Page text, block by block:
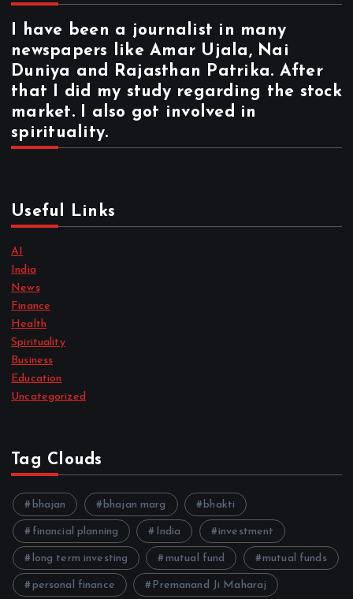
I have been a journalist in many
newspapers like Amar Ujala, Nai
Duniya and Rajasthan Patrika. After
that I did my study regarding the stock
market. I also got involved in
spirituality.
Useful Links
AI
India
News
Finance
Health
Spirituality
Business
Education
Uncategorized
Tag Clouds
bhajan bhajan marg bhakti
financial planning India investment
long term investing mutual fund mutual funds
personal finance Premanand Ji Maharaj